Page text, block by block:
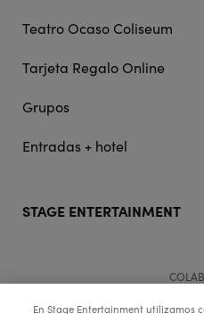
Teatro Ocaso Coliseum
Tarjeta Regalo Online
Grupos
Entradas + hotel
STAGE ENTERTAINMENT
En Stage Entertainment utilizamos